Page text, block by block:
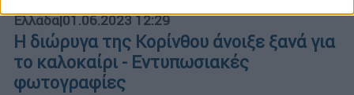
Ελλάδα|01.06.2023 12:29
Η διώρυγα της Κορίνθου άνοιξε ξανά για
το καλοκαίρι - Εντυπωσιακές
φωτογραφίες